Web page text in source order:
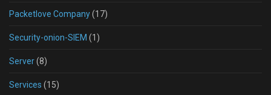
Packetlove Company(17)
Security-onion-SIEM (1)
Server(8)
Services (15)